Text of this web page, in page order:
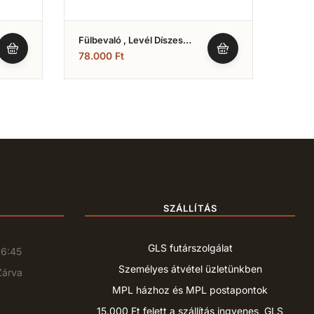
Fülbevaló , Levél Díszes
Fazon (Nr.23)
78.000 Ft
SZÁLLÍTÁS
GLS futárszolgálat
Személyes átvétel üzletünkben
MPL házhoz és MPL postapontok
15.000 Ft felett a szállítás ingyenes, GLS